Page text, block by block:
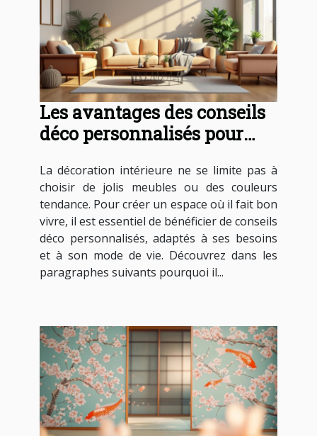
Les avantages des conseils
déco personnalisés pour
La décoration intérieure ne se limite pas à
choisir de jolis meubles ou des couleurs
tendance. Pour créer un espace où il fait bon
vivre, il est essentiel de bénéficier de conseils
déco personnalisés, adaptés à ses besoins
et à son mode de vie. Découvrez dans les
paragraphes suivants pourquoi il...